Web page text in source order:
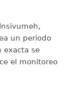
un periodo
exacta se
el monitoreo